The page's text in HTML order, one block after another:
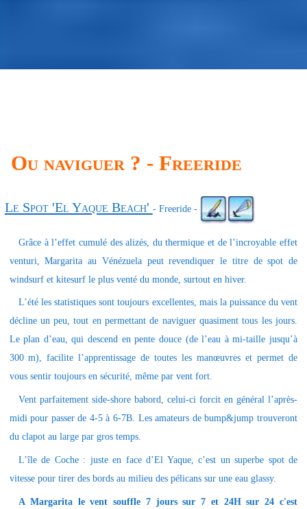
Ou naviguer ? - Freeride
Le Spot 'El Yaque Beach' - Freeride -
Grâce à l’effet cumulé des alizés, du thermique et de l’incroyable effet
venturi, Margarita au Vénézuela peut revendiquer le titre de spot de
windsurf et kitesurf le plus venté du monde, surtout en hiver.
L’été les statistiques sont toujours excellentes, mais la puissance du vent
décline un peu, tout en permettant de naviguer quasiment tous les jours.
Le plan d’eau, qui descend en pente douce (de l’eau à mi-taille jusqu’à
300 m), facilite l’apprentissage de toutes les manœuvres et permet de
vous sentir toujours en sécurité, même par vent fort.
Vent parfaitement side-shore babord, celui-ci forcit en général l’après-
midi pour passer de 4-5 à 6-7B. Les amateurs de bump&jump trouveront
du clapot au large par gros temps.
L’île de Coche : juste en face d’El Yaque, c’est un superbe spot de
vitesse pour tirer des bords au milieu des pélicans sur une eau glassy.
A Margarita le vent souffle 7 jours sur 7 et 24H sur 24 c'est